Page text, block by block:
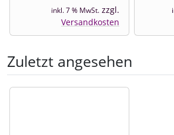
inkl. 7 % MwSt. zzgl.
Versandkosten
Zuletzt angesehen
Es folgt ein Produktslider -